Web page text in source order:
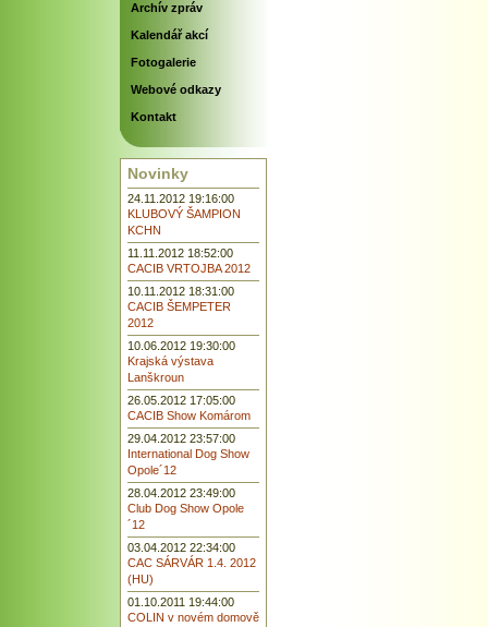
Archív zpráv
Kalendář akcí
Fotogalerie
Webové odkazy
Kontakt
Novinky
24.11.2012 19:16:00
KLUBOVÝ ŠAMPION
KCHN
11.11.2012 18:52:00
CACIB VRTOJBA 2012
10.11.2012 18:31:00
CACIB ŠEMPETER
2012
10.06.2012 19:30:00
Krajská výstava
Lanškroun
26.05.2012 17:05:00
CACIB Show Komárom
29.04.2012 23:57:00
International Dog Show
Opole´12
28.04.2012 23:49:00
Club Dog Show Opole
´12
03.04.2012 22:34:00
CAC SÁRVÁR 1.4. 2012
(HU)
01.10.2011 19:44:00
COLIN v novém domově